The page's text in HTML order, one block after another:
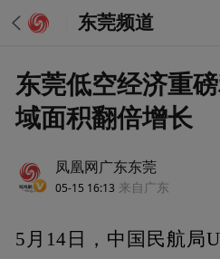
东莞频道
东莞低空经济重
域面积翻倍增长
凤凰网广东东莞
05-15 16:13 来自广东
5月14日，中国民航局